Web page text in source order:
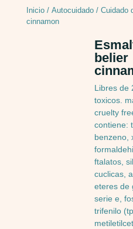
Inicio/ Autocuidado/ Cuidado
cinnamon
belier
Libres de
toxicos.
cruelty
contiene:
benzeno,
ftalatos,
cuclicas,
eteres de
serie e,
trifenilo